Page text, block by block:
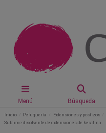
Menú Búsqueda
Inicio Peluquería Extensiones y postizos
Sublime disolvente de extensiones de keratina